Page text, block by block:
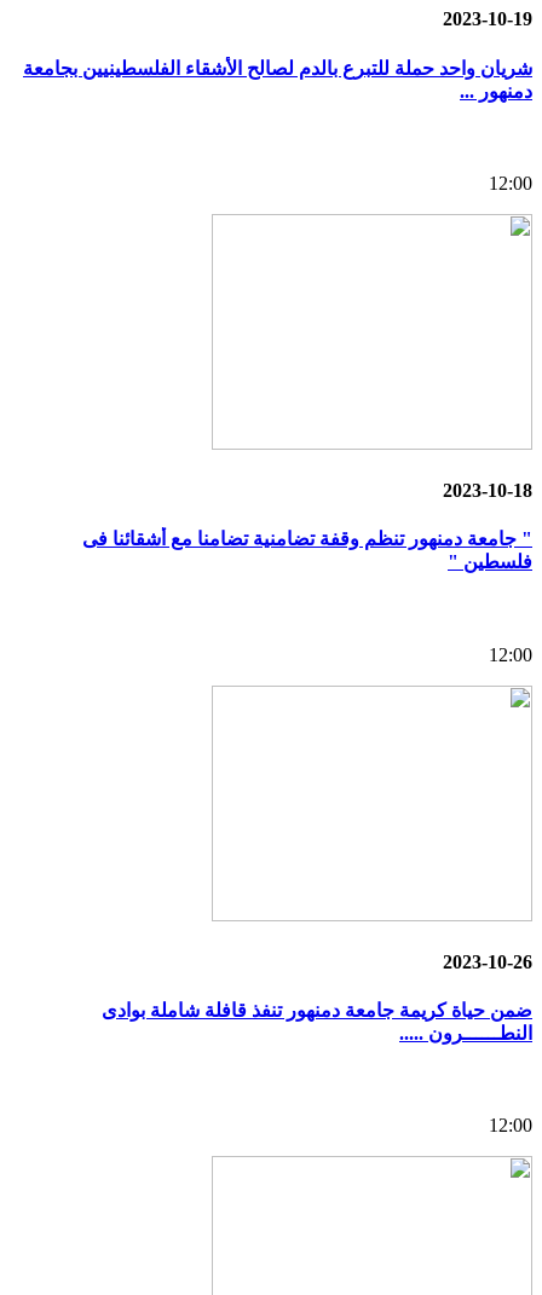
2023-10-19
شريان واحد حملة للتبرع بالدم لصالح الأشقاء الفلسطينيين بجامعة
دمنهور ...
12:00
2023-10-18
" جامعة دمنهور تنظم وقفة تضامنية تضامنا مع أشقائنا فى
فلسطين "
12:00
2023-10-26
ضمن حياة كريمة جامعة دمنهور تنفذ قافلة شاملة بوادى
النطــــــرون .....
12:00